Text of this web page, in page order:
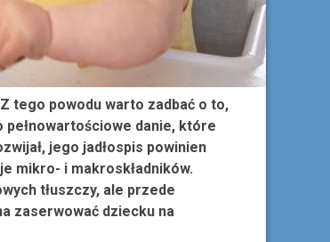
tego powodu warto zadbać o to,
pełnowartościowe danie, które
jego jadłospis powinien
mikro- i makroskładników.
tłuszczy, ale przede
zaserwować dziecku na